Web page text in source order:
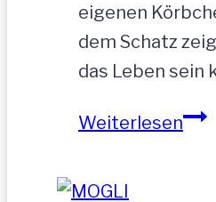
eigenen
dem Schatz
das Leben sein
Weiterlesen